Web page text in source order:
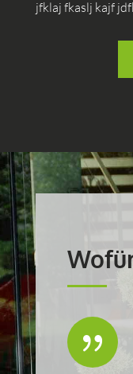
jfklaj fkaslj kajf
{